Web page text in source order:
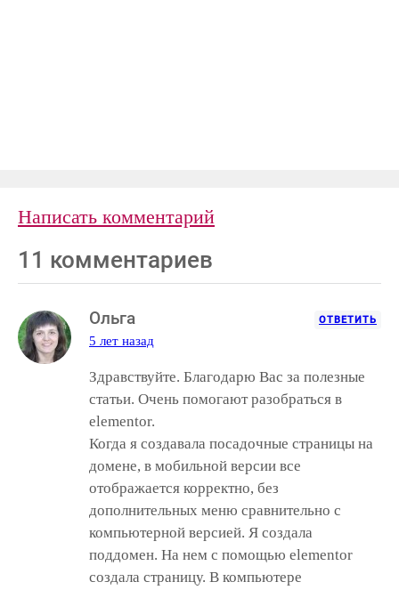
Написать комментарий
11 комментариев
Ольга
5 лет назад
ОТВЕТИТЬ
Здравствуйте. Благодарю Вас за полезные
статьи. Очень помогают разобраться в
elementor.
Когда я создавала посадочные страницы на
домене, в мобильной версии все
отображается корректно, без
дополнительных меню сравнительно с
компьютерной версией. Я создала
поддомен. На нем с помощью elementor
создала страницу. В компьютере